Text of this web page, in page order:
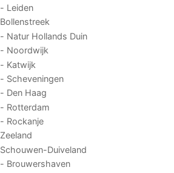
- Leiden
Bollenstreek
- Natur Hollands Duin
- Noordwijk
- Katwijk
- Scheveningen
- Den Haag
- Rotterdam
- Rockanje
Zeeland
Schouwen-Duiveland
- Brouwershaven